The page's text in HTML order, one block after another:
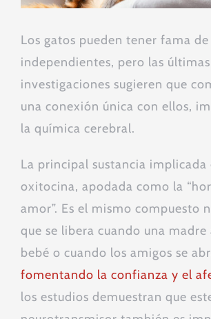
Los gatos pueden tener fama de
independientes, pero las últimas
investigaciones sugieren que
una conexión única con ellos,
la química cerebral.
La principal sustancia implicada
oxitocina, apodada como la
amor”. Es el mismo compuesto
que se libera cuando una madre
bebé o cuando los amigos se
fomentando la confianza y el
los estudios demuestran que